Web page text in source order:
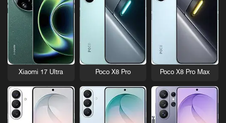
Poco X8 Pro Max
Poco X8 Pro
Xiaomi 17 Ultra